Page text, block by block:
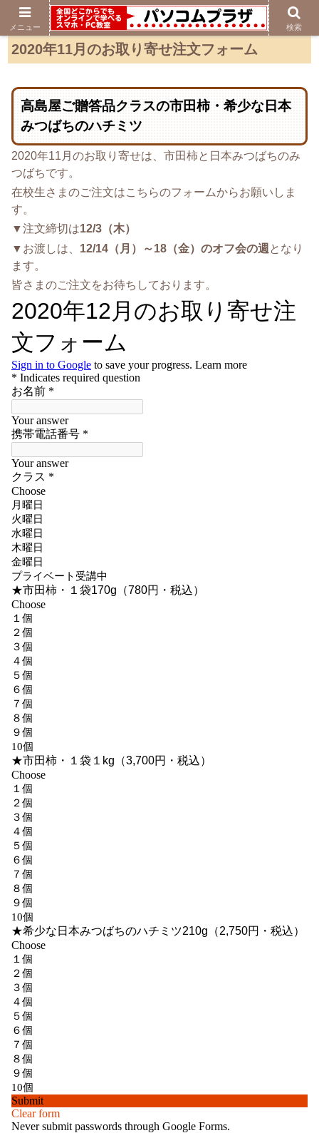
2020年11月のお取り寄せ注文フォーム
高島屋ご贈答品クラスの市田柿・希少な日本
みつばちのハチミツ
2020年11月のお取り寄せは、市田柿と日本みつばちのみ
つばちです。
在校生さまのご注文はこちらのフォームからお願いしま
す。
▼注文締切は12/3（木）
▼お渡しは、 12/14（月）～18（金）のオフ会の週 となり
ます。
皆さまのご注文をお待ちしております。
メニュー 検索